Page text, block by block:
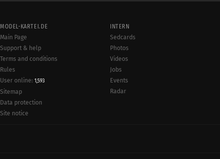
MODEL-KARTEI.DE
Main Page
Support & help
Terms and conditions
Rules
User online: 1,593
Sitemap
Data protection
Site notice
INTERN
Sedcards
Photos
Videos
Jobs
Events
Radar